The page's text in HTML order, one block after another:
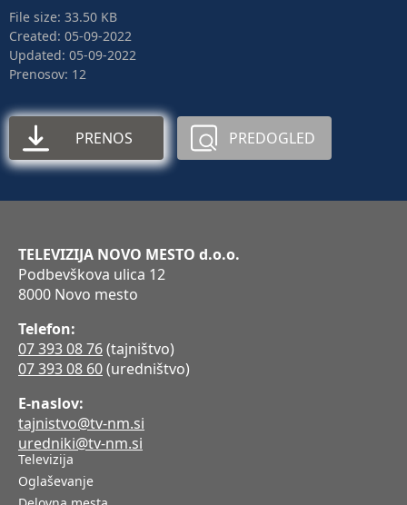
File size: 33.50 KB
Created: 05-09-2022
Updated: 05-09-2022
Prenosov: 12
PRENOS PREDOGLED
TELEVIZIJA NOVO MESTO d.o.o.
Podbevškova ulica 12
8000 Novo mesto
Telefon:
07 393 08 76(tajništvo)
07 393 08 60(uredništvo)
E-naslov:
tajnistvo@tv-nm.si
uredniki@tv-nm.si
Televizija
Oglaševanje